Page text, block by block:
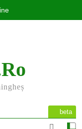
beta